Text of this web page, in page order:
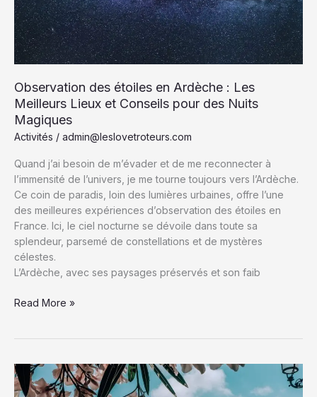
Culture
et
Saveurs
Observation des étoiles en Ardèche : Les
Meilleurs Lieux et Conseils pour des Nuits
Magiques
Activités / admin@leslovetroteurs.com
Quand j’ai besoin de m’évader et de me reconnecter à
l’immensité de l’univers, je me tourne toujours vers l’Ardèche.
Ce coin de paradis, loin des lumières urbaines, offre l’une
des meilleures expériences d’observation des étoiles en
France. Ici, le ciel nocturne se dévoile dans toute sa
splendeur, parsemé de constellations et de mystères
célestes.
L’Ardèche, avec ses paysages préservés et son faib
Observation
Ardèche
:
Read More »